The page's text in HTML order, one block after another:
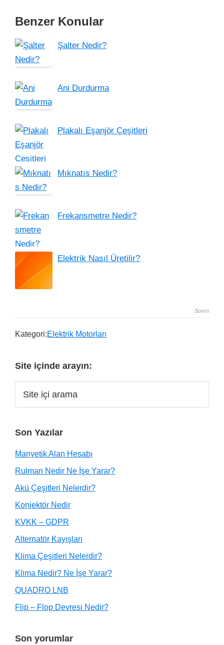
Benzer Konular
Şalter Nedir?
Ani Durdurma
Plakalı Eşanjör Çeşitleri
Mıknatıs Nedir?
Frekansmetre Nedir?
Elektrik Nasıl Üretilir?
Sovrn
Kategori:Elektrik Motorları
Site içinde arayın:
Son Yazılar
Manyetik Alan Hesabı
Rulman Nedir Ne İşe Yarar?
Akü Çeşitleri Nelerdir?
Konjektör Nedir
KVKK – GDPR
Alternatör Kayışları
Klima Çeşitleri Nelerdir?
Klima Nedir? Ne İşe Yarar?
QUADRO LNB
Flip – Flop Devresi Nedir?
Son yorumlar